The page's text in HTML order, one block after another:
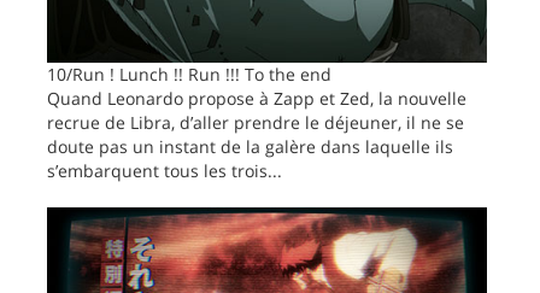
10/Run ! Lunch !! Run !!! To the end
Quand Leonardo propose à Zapp et Zed, la nouvelle
recrue de Libra, d’aller prendre le déjeuner, il ne se
doute pas un instant de la galère dans laquelle ils
s’embarquent tous les trois...